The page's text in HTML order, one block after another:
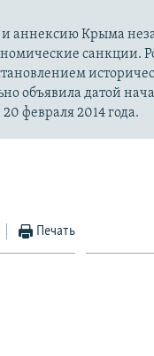
аннексию Крыма
санкции.
объявила датой
февраля 2014 года.
Печать